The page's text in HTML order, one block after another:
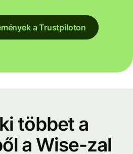
a Trustpiloton
többet a
a Wise-zal